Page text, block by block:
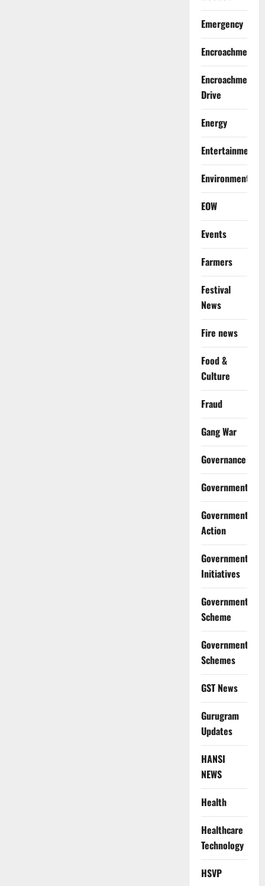
Emergency
Encroachment
Encroachment
Drive
Energy
Entertainment
Environment
EOW
Events
Farmers
Festival
News
Fire news
Food &
Culture
Fraud
Gang War
Governance
Government
Government
Action
Government
Initiatives
Government
Scheme
Government
Schemes
GST News
Gurugram
Updates
HANSI
NEWS
Health
Healthcare
Technology
HSVP